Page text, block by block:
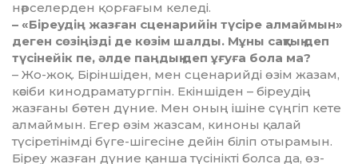
нәр­селерден қорғағым келеді.
– «Біреудің жазған сценарийін түсіре алмаймын»
деген сөзіңізді де кө­зім шалды. Мұны сақтық деп
тү­сі­нейік пе, әлде паңдық деп ұғуға бо­ла ма?
– Жо-жоқ. Біріншіден, мен сце­на­рийді өзім жазам,
кәсіби ки­нодраматургпін. Екіншіден – бі­реу­дің
жазғаны бөтен дүние. Мен оның ішіне сүңгіп кете
алмаймын. Егер өзім жазсам, киноны қалай
түсіретінімді бүге-шігесіне дейін біліп отырамын.
Біреу жазған дүние қанша түсінікті болса да, өз­